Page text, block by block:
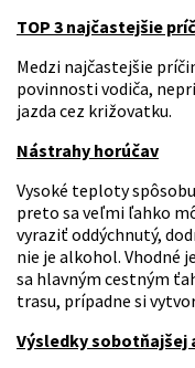
TOP 3 najčastejšie
Medzi najčastejšie
povinnosti vodiča,
jazda cez križovatku.
Nástrahy horúčav
Vysoké teploty
preto sa veľmi ľahko
vyraziť oddýchnutý,
nie je alkohol. Vhodné
sa hlavným cestným
trasu, prípadne si
Výsledky sobotňajšej